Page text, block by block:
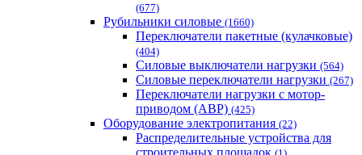
(677)
Рубильники силовые (1660)
Переключатели пакетные (кулачковые)
(404)
Силовые выключатели нагрузки (564)
Cиловые переключатели нагрузки (267)
Переключатели нагрузки с мотор-
приводом (АВР) (425)
Оборудование электропитания (22)
Распределительные устройства для
строительных площадок